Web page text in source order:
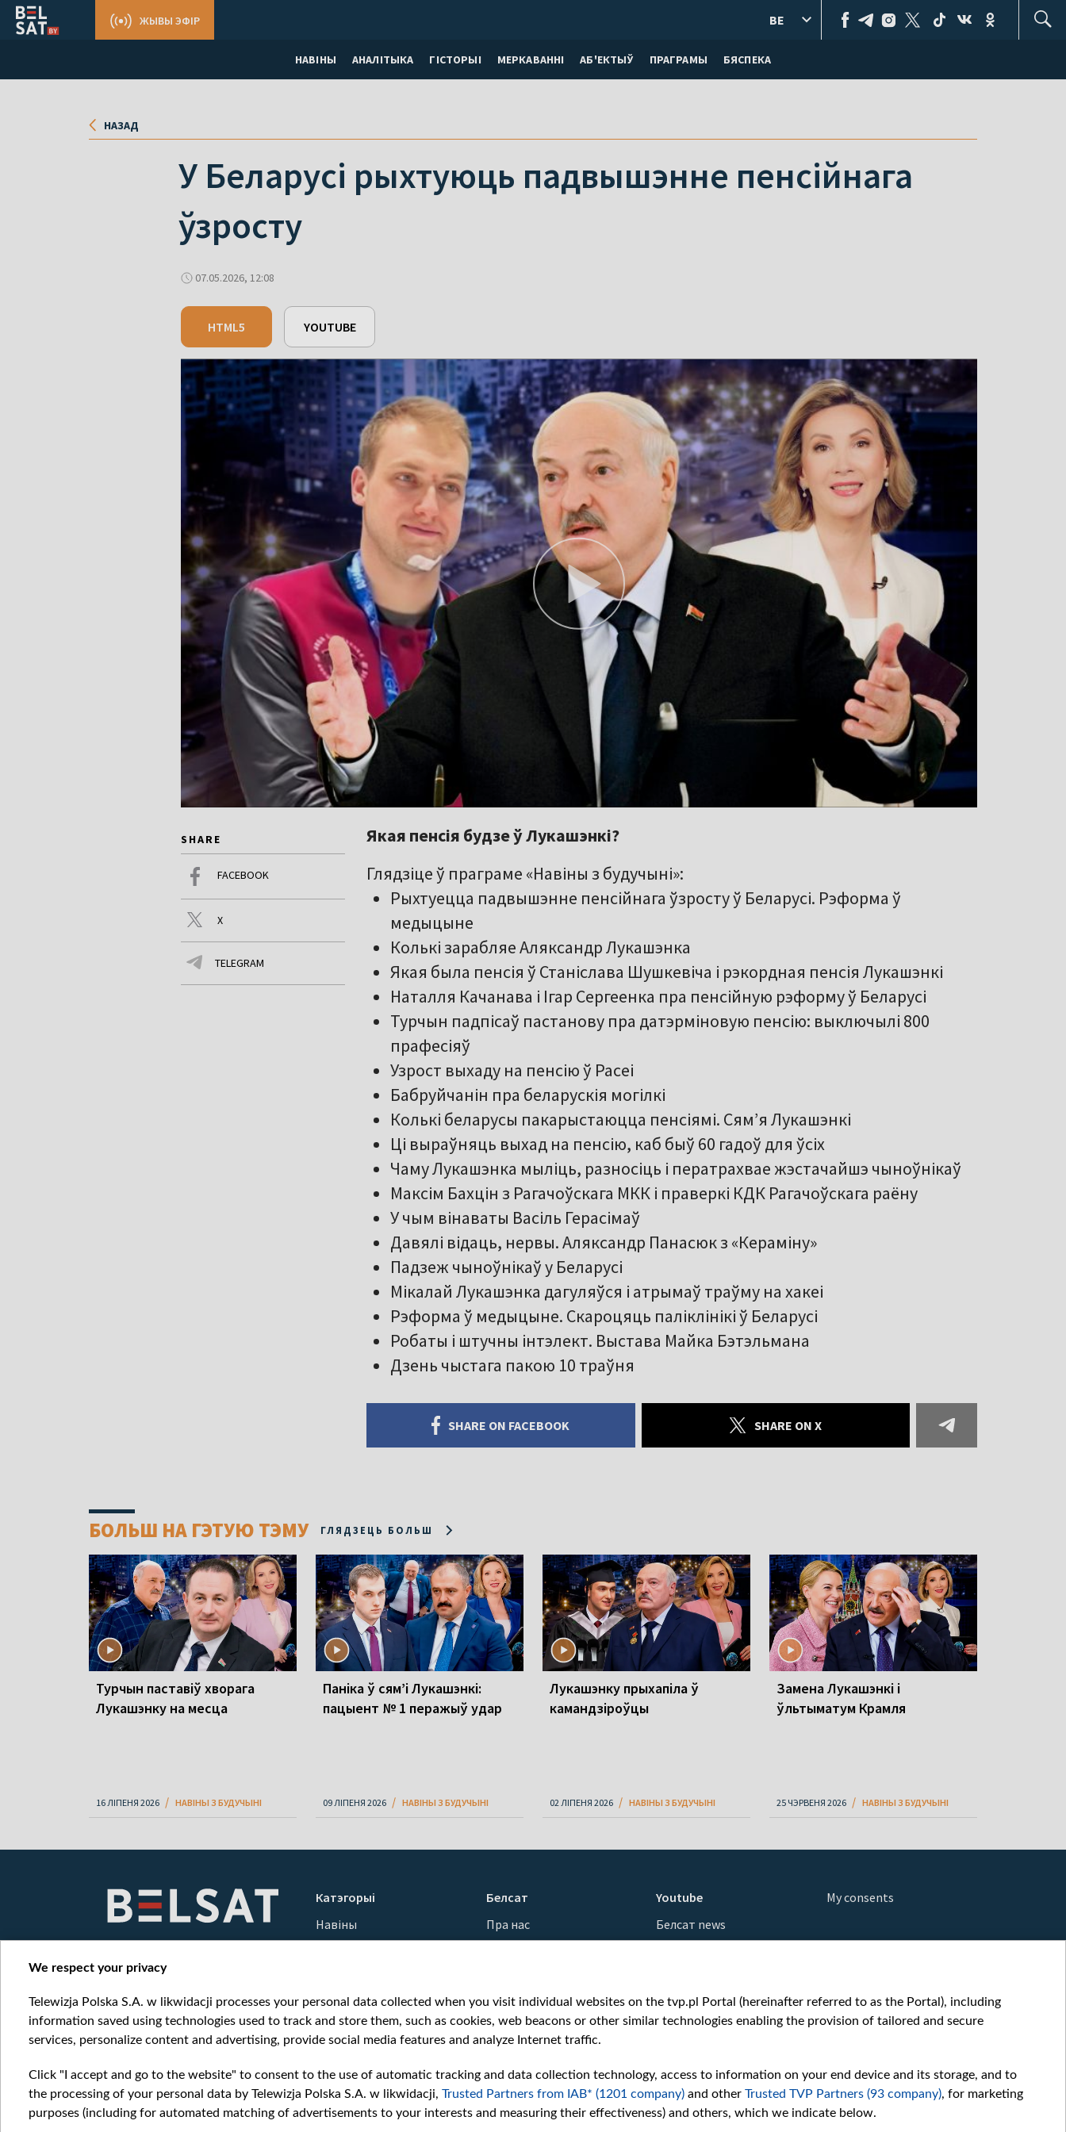
НАВІНЫ АНАЛІТЫКА ГІСТОРЫІ МЕРКАВАННI АБ'ЕКТЫЎ ПРАГРАМЫ БЯСПЕКА
ЖЫВЫ ЭФІР BE
НАЗАД
У Беларусі рыхтуюць падвышэнне пенсійнага
ўзросту
07.05.2026, 12:08
HTML5 YOUTUBE
SHARE
FACEBOOK
X
TELEGRAM
Якая пенсія будзе ў Лукашэнкі?
Глядзіце ў праграме «Навіны з будучыні»:
Рыхтуецца падвышэнне пенсійнага ўзросту ў Беларусі. Рэформа ў
медыцыне
Колькі зарабляе Аляксандр Лукашэнка
Якая была пенсія ў Станіслава Шушкевіча і рэкордная пенсія Лукашэнкі
Наталля Качанава і Ігар Сергеенка пра пенсійную рэформу ў Беларусі
Турчын падпісаў пастанову пра датэрміновую пенсію: выключылі 800
прафесіяў
Узрост выхаду на пенсію ў Расеі
Бабруйчанін пра беларускія могілкі
Колькі беларусы пакарыстаюцца пенсіямі. Сям’я Лукашэнкі
Ці выраўняць выхад на пенсію, каб быў 60 гадоў для ўсіх
Чаму Лукашэнка мыліць, разносіць і ператрахвае жэстачайшэ чыноўнікаў
Максім Бахцін з Рагачоўскага МКК і праверкі КДК Рагачоўскага раёну
У чым вінаваты Васіль Герасімаў
Давялі відаць, нервы. Аляксандр Панасюк з «Кераміну»
Падзеж чыноўнікаў у Беларусі
Мікалай Лукашэнка дагуляўся і атрымаў траўму на хакеі
Рэформа ў медыцыне. Скароцяць паліклінікі ў Беларусі
Робаты і штучны інтэлект. Выстава Майка Бэтэльмана
Дзень чыстага пакою 10 траўня
SHARE ON FACEBOOK SHARE ON X
БОЛЬШ НА ГЭТУЮ ТЭМУ ГЛЯДЗЕЦЬ БОЛЬШ
Турчын паставіў хворага
Лукашэнку на месца
16 ЛІПЕНЯ 2026 НАВІНЫ З БУДУЧЫНІ
Паніка ў сям’і Лукашэнкі:
пацыент № 1 перажыў удар
09 ЛІПЕНЯ 2026 НАВІНЫ З БУДУЧЫНІ
Лукашэнку прыхапіла ў
камандзіроўцы
02 ЛІПЕНЯ 2026 НАВІНЫ З БУДУЧЫНІ
Замена Лукашэнкі і
ўльтыматум Крамля
25 ЧЭРВЕНЯ 2026 НАВІНЫ З БУДУЧЫНІ
Катэгорыі
Навіны
Вайна
Белсат
Пра нас
Кантакты
Як нас глядзець
Узнагароды
Міжнародная супраца
Ціск з боку ўладаў
Беларусі
Як нас падтрымаць
Youtube
Белсат news
Белсат Shorts
Belsat English
Biełsat PL
Белсат History
Белсат Music
Белсат Doc
My consents
We respect your privacy
Telewizja Polska S.A. w likwidacji processes your personal data collected when you visit individual websites on the tvp.pl Portal (hereinafter referred to as the Portal), including
information saved using technologies used to track and store them, such as cookies, web beacons or other similar technologies enabling the provision of tailored and secure
services, personalize content and advertising, provide social media features and analyze Internet traffic.
Click "I accept and go to the website" to consent to the use of automatic tracking and data collection technology, access to information on your end device and its storage, and to
the processing of your personal data by Telewizja Polska S.A. w likwidacji, Trusted Partners from IAB* (1201 company) and other Trusted TVP Partners (93 company), for marketing
purposes (including for automated matching of advertisements to your interests and measuring their effectiveness) and others, which we indicate below.